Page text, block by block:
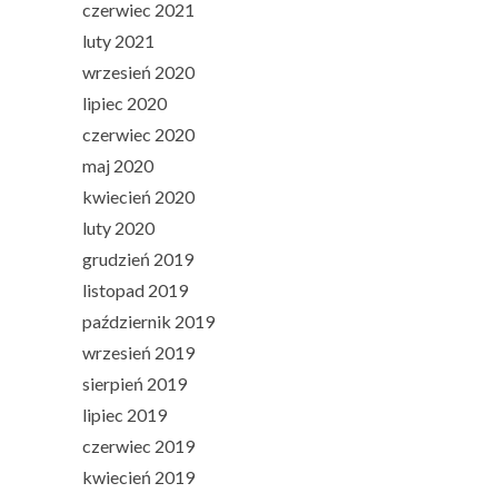
czerwiec 2021
luty 2021
wrzesień 2020
lipiec 2020
czerwiec 2020
maj 2020
kwiecień 2020
luty 2020
grudzień 2019
listopad 2019
październik 2019
wrzesień 2019
sierpień 2019
lipiec 2019
czerwiec 2019
kwiecień 2019